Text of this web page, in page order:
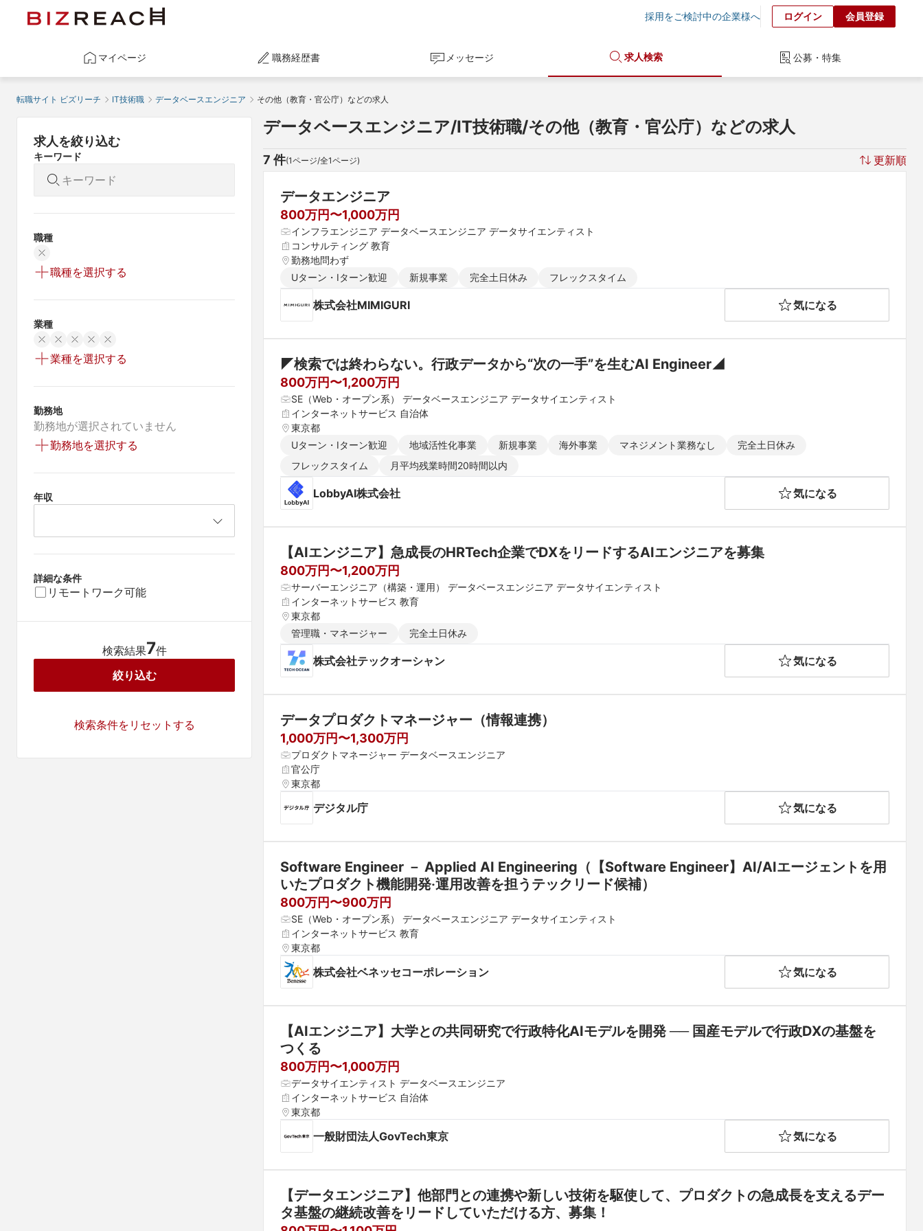
採用をご検討中の企業様へ ログイン 会員登録
マイページ 職務経歴書 メッセージ 求人検索 公募・特集
転職サイト ビズリーチ IT技術職 データベースエンジニア その他（教育・官公庁）などの求人
求人を絞り込む
キーワード
職種
職種を選択する
業種
業種を選択する
勤務地
勤務地が選択されていません
勤務地を選択する
年収
詳細な条件
リモートワーク可能
検索結果7件
絞り込む
検索条件をリセットする
データベースエンジニア/IT技術職/その他（教育・官公庁）などの求人
7 件(1ページ/全1ページ) 更新順
データエンジニア
800万円〜1,000万円
インフラエンジニア データベースエンジニア データサイエンティスト
コンサルティング 教育
勤務地問わず
Uターン・Iターン歓迎
新規事業 完全土日休み フレックスタイム
株式会社MIMIGURI 気になる
◤検索では終わらない。行政データから“次の一手”を生むAI Engineer◢
800万円〜1,200万円
SE（Web・オープン系） データベースエンジニア データサイエンティスト
インターネットサービス 自治体
東京都
Uターン・Iターン歓迎
地域活性化事業 新規事業 海外事業 マネジメント業務なし
完全土日休み
フレックスタイム
月平均残業時間20時間以内
LobbyAI株式会社 気になる
【AIエンジニア】急成長のHRTech企業でDXをリードするAIエンジニアを募集
800万円〜1,200万円
サーバーエンジニア（構築・運用） データベースエンジニア データサイエンティスト
インターネットサービス 教育
東京都
管理職・マネージャー
完全土日休み
株式会社テックオーシャン 気になる
データプロダクトマネージャー（情報連携）
1,000万円〜1,300万円
プロダクトマネージャー データベースエンジニア
官公庁
東京都
デジタル庁 気になる
Software Engineer － Applied AI Engineering（【Software Engineer】AI/AIエージェントを⽤
いたプロダクト機能開発‧運⽤改善を担うテックリード候補）
800万円〜900万円
SE（Web・オープン系） データベースエンジニア データサイエンティスト
インターネットサービス 教育
東京都
株式会社ベネッセコーポレーション 気になる
【AIエンジニア】大学との共同研究で行政特化AIモデルを開発 ── 国産モデルで行政DXの基盤を
つくる
800万円〜1,000万円
データサイエンティスト データベースエンジニア
インターネットサービス 自治体
東京都
一般財団法人GovTech東京 気になる
【データエンジニア】他部門との連携や新しい技術を駆使して、プロダクトの急成長を支えるデー
タ基盤の継続改善をリードしていただける方、募集！